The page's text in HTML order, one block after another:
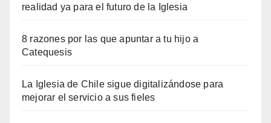
realidad ya para el futuro de la Iglesia
8 razones por las que apuntar a tu hijo a
Catequesis
La Iglesia de Chile sigue digitalizándose para
mejorar el servicio a sus fieles